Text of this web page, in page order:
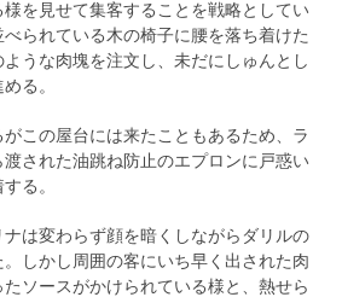
を見せて集客することを戦略としてい
られている木の椅子に腰を落ち着けた
うな肉塊を注文し、未だにしゅんとし
る。
この屋台には来たこともあるため、ラ
された油跳ね防止のエプロンに戸惑い
る。
は変わらず顔を暗くしながらダリルの
しかし周囲の客にいち早く出された肉
ソースがかけられている様と、熱せら